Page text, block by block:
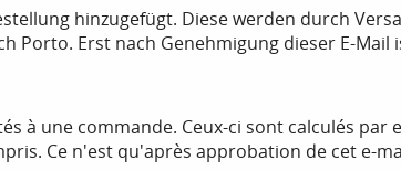
hinzugefügt. Diese werden durch
Porto. Erst nach Genehmigung dieser E-
à une commande. Ceux-ci sont calculés
Ce n'est qu'après approbation de cet e-